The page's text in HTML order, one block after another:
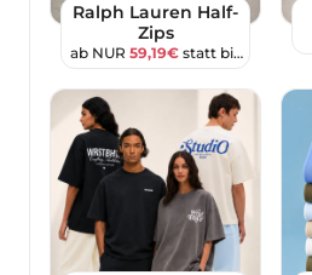
Ralph Lauren Half-
Zips
ab NUR 59,19€ statt bis